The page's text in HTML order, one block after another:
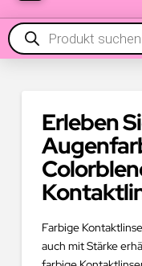
Products
search
Erleben
Farbige
auch mit Stärke